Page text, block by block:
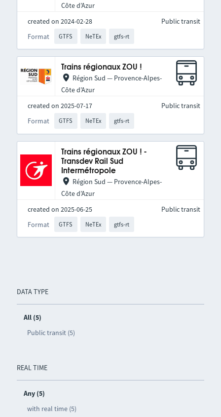
DATA TYPE
All (5)
Public transit (5)
REAL TIME
Any (5)
with real time (5)
Côte d’Azur
created on 2024-02-28
Format
GTFS NeTEx gtfs-rt
Public transit
Trains régionaux ZOU !
Région Sud — Provence-Alpes-
Côte d’Azur
created on 2025-07-17
Format
GTFS NeTEx gtfs-rt
Public transit
Trains régionaux ZOU ! -
Transdev Rail Sud
Intermétropole
Région Sud — Provence-Alpes-
Côte d’Azur
created on 2025-06-25
Format
GTFS NeTEx gtfs-rt
Public transit